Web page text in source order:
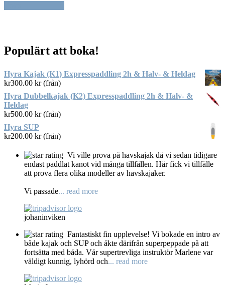
Populärt att boka!
Hyra Kajak (K1) Expresspaddling 2h & Halv- & Heldag
kr300.00 kr (från)
Hyra Dubbelkajak (K2) Expresspaddling 2h & Halv- &
Heldag
kr500.00 kr (från)
Hyra SUP
kr200.00 kr (från)
Vi ville prova på havskajak då vi sedan tidigare
endast paddlat kanot vid många tillfällen. Här fick vi tillfälle
att prova flera olika modeller av havskajaker.
Vi passade... read more
johaninviken
Fantastiskt fin upplevelse! Vi bokade en intro av
både kajak och SUP och åkte därifrån superpeppade på att
fortsätta med båda. Vår supertrevliga instruktör Marlene var
väldigt kunnig, lyhörd och... read more